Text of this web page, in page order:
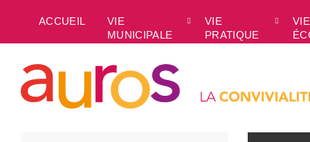
sidebar
ACCUEIL
VIE
MUNICIPALE
VIE
PRATIQUE
VIE